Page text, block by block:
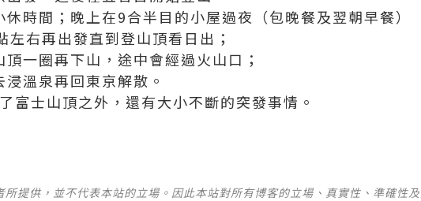
休時間；晚上在9合半目的小屋過夜（包晚餐及翌朝早餐）
左右再出發直到登山頂看日出；
頂一圈再下山，途中會經過火山口；
浸溫泉再回東京解散。
富士山頂之外，還有大小不斷的突發事情。
所提供，並不代表本站的立場。因此本站對所有博客的立場、真實性、準確性